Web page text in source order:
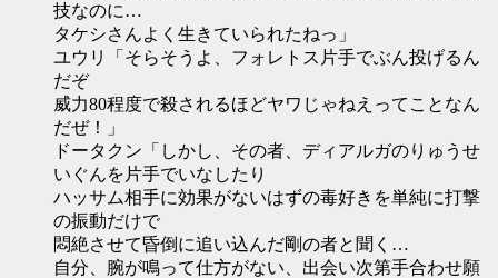
技なのに…
タケシさんよく生きていられたねっ」
ユウリ「そらそうよ、フォレトス片手でぶん投げるん
だぞ
威力80程度で殺されるほどヤワじゃねえってことなん
だぜ！」
ドータクン「しかし、その者、ディアルガのりゅうせ
いぐんを片手でいなしたり
ハッサム相手に効果がないはずの毒好きを単純に打撃
の振動だけで
悶絶させて昏倒に追い込んだ剛の者と聞く…
自分、腕が鳴って仕方がない、出会い次第手合わせ願